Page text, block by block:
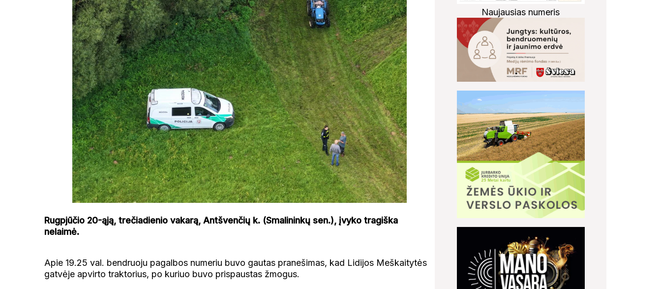
Rugpjūčio 20-ąją, trečiadienio vakarą, Antšvenčių k. (Smalininkų sen.), įvyko tragiška
nelaimė.
Apie 19.25 val. bendruoju pagalbos numeriu buvo gautas pranešimas, kad Lidijos Meškaitytės
gatvėje apvirto traktorius, po kuriuo buvo prispaustas žmogus.
Naujausias numeris